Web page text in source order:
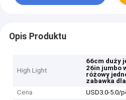
Opis Produktu
High Light
66cm duży
26in jumbo
różowy
zabawka
Cena
USD3.0-5.0/